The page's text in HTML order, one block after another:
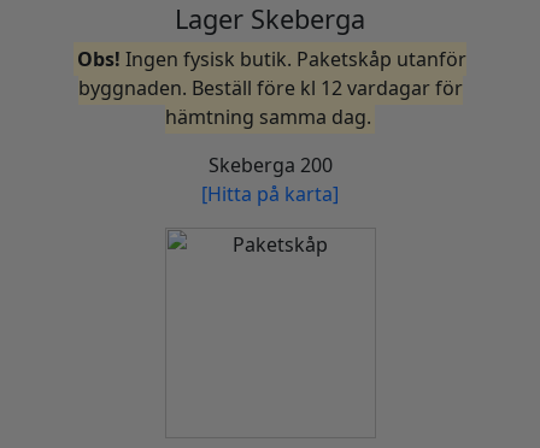
Lager Skeberga
Obs! Ingen fysisk butik. Paketskåp utanför
byggnaden. Beställ före kl 12 vardagar för
hämtning samma dag.
Skeberga 200
[Hitta på karta]